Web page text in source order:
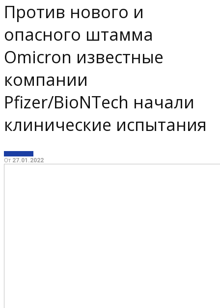
Против нового и
опасного штамма
Omicron известные
компании
Pfizer/BioNTech начали
клинические испытания
От 27.01.2022